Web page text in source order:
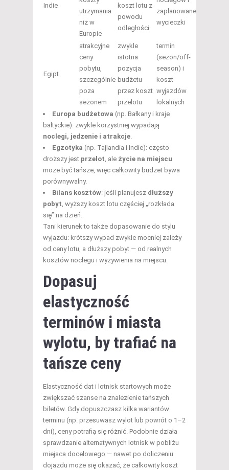
Indie
utrzymania
niż w
Europie
koszt lotu z
powodu
odległości
zaplanowane
wycieczki
Egipt
atrakcyjne
ceny
pobytu,
szczególnie
poza
sezonem
zwykle
istotna
pozycja
budżetu
przez koszt
przelotu
termin
(sezon/off-
season) i
koszt
wyjazdów
lokalnych
Europa budżetowa (np. Bałkany i kraje
bałtyckie): zwykle korzystniej wypadają
noclegi, jedzenie i atrakcje.
Egzotyka (np. Tajlandia i Indie): często
droższy jest przelot, ale życie na miejscu
może być tańsze, więc całkowity budżet bywa
porównywalny.
Bilans kosztów: jeśli planujesz dłuższy
pobyt, wyższy koszt lotu częściej „rozkłada
się” na dzień.
Tani kierunek to także dopasowanie do stylu
wyjazdu: krótszy wypad zwykle mocniej zależy
od ceny lotu, a dłuższy pobyt — od realnych
kosztów noclegu i wyżywienia na miejscu.
Dopasuj
elastyczność
terminów i miasta
wylotu, by trafiać na
tańsze ceny
Elastyczność dat i lotnisk startowych może
zwiększać szanse na znalezienie tańszych
biletów. Gdy dopuszczasz kilka wariantów
terminu (np. przesuwasz wylot lub powrót o 1–2
dni), ceny potrafią się różnić. Podobnie działa
sprawdzanie alternatywnych lotnisk w pobliżu
miejsca docelowego — nawet po doliczeniu
dojazdu może się okazać, że całkowity koszt